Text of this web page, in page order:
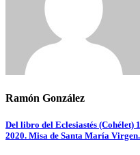
Ramón González
Navegación
Del libro del Eclesiastés (Cohélet)
2020. Misa de Santa María Virgen.